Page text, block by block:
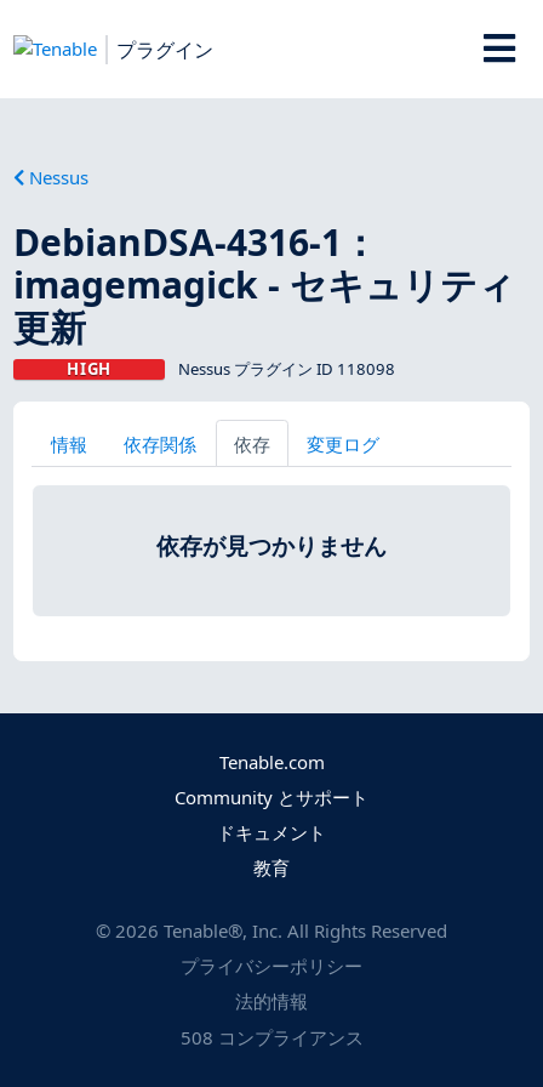
プラグイン
Nessus
DebianDSA-4316-1：
imagemagick - セキュリティ
更新
HIGH Nessus プラグイン ID 118098
情報 依存関係 依存 変更ログ
依存が見つかりません
Tenable.com
Community とサポート
ドキュメント
教育
© 2026 Tenable®, Inc. All Rights Reserved
プライバシーポリシー
法的情報
508 コンプライアンス